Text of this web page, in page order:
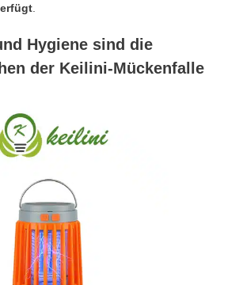
Hygiene sind die
der Keilini-Mückenfalle